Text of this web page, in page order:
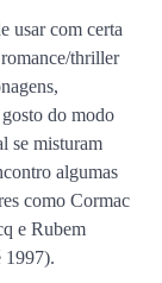
usar com certa
thriller
do modo
se misturam
algumas
como Cormac
e Rubem
1997).